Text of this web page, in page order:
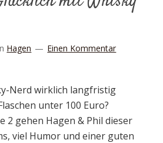
Hagen
Einen Kommentar
Nerd wirklich langfristig
unter 100 Euro?
2 gehen Hagen & Phil dieser
viel Humor und einer guten